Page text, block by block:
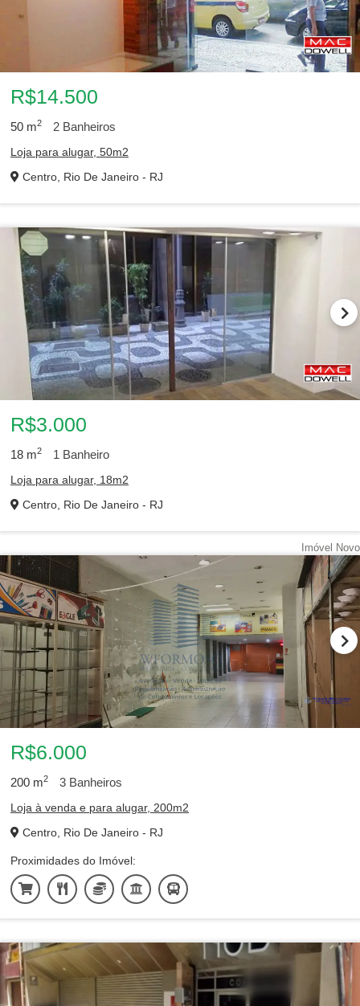
R$14.500
50 m2 2 Banheiros
Loja para alugar, 50m2
Centro, Rio De Janeiro - RJ
R$3.000
18 m2 1 Banheiro
Loja para alugar, 18m2
Centro, Rio De Janeiro - RJ
Imóvel Novo
R$6.000
200 m2 3 Banheiros
Loja à venda e para alugar, 200m2
Centro, Rio De Janeiro - RJ
Proximidades do Imóvel: